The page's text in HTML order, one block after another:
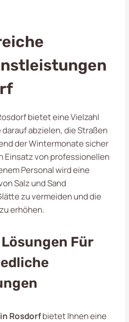
bietet eine Vielzahl
abzielen, die Straßen
der Wintermonate sicher
Einsatz von professionellen
Personal wird eine
Salz und Sand
zu vermeiden und die
erhöhen.
Für
Rosdorfbietet Ihnen eine